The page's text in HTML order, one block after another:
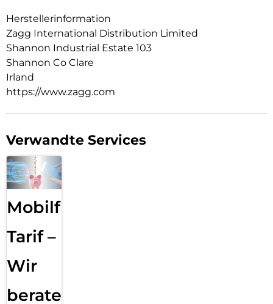
Herstellerinformation
Zagg International Distribution Limited
Shannon Industrial Estate 103
Shannon Co Clare
Irland
https://www.zagg.com
Verwandte Services
Mobilfunk
Tarif –
Wir
beraten